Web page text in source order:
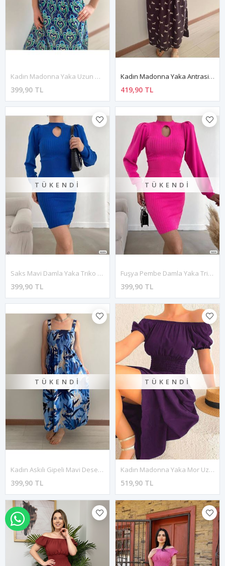
Kadın Madonna Yaka Uzun Gipeli Yazlık Elbise 12A-2213
399,90 TL
Kadın Madonna Yaka Antrasit Uzun Gipeli Yazlık Elbise 12A-2212
419,90 TL
TÜKENDI
Saks Mavi Damla Yaka Triko Kumaş Standart Beden Uzun Kol Elbise 1E-2192
399,90 TL
TÜKENDI
Fuşya Pembe Damla Yaka Triko Kumaş Standart Beden Uzun Kol Elbise 1E-2193
399,90 TL
TÜKENDI
Kadın Askılı Gipeli Mavi Desenli Yazlık Uzun Elbise 12K-2148
399,90 TL
TÜKENDI
Kadın Madonna Yaka Mor Uzun Gipeli Yazlık Elbise 12K-2136
519,90 TL
WHATSAPP İLE SİPARİŞ VER